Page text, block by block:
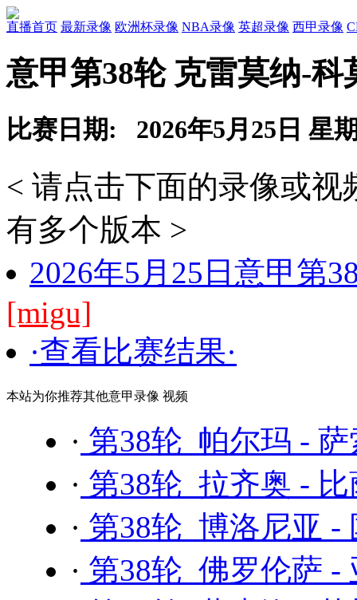
直播首页 最新录像 欧洲杯录像 NBA录像 英超录像 西甲录像
意甲第38轮 克雷莫纳-
比赛日期: 2026年5月25日 星
< 请点击下面的录像或
有多个版本 >
2026年5月25日意甲第
[migu]
·查看比赛结果·
本站为你推荐其他意甲录像 视频
· 第38轮 帕尔玛 -
· 第38轮 拉齐奥 -
· 第38轮 博洛尼亚 -
· 第38轮 佛罗伦萨 -